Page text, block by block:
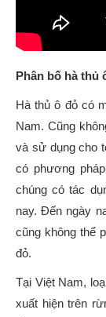
Phân bố hà thủ
Hà thủ ô đỏ có
Nam. Cũng
và sử dụng cho
có phương
chúng có tác
nay. Đến ngày
cũng không thể
đỏ.
Tại Việt Nam,
xuất hiện trên